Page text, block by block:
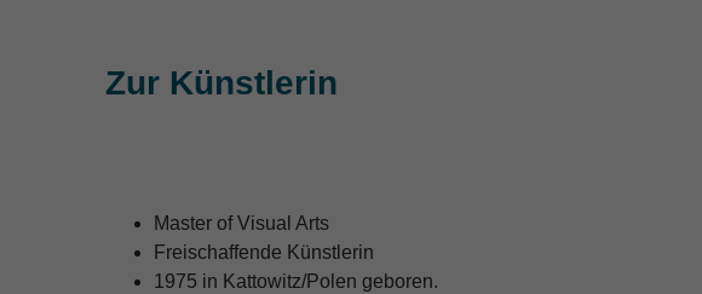
Zur Künstlerin
Master of Visual Arts
Freischaffende Künstlerin
1975 in Kattowitz/Polen geboren.